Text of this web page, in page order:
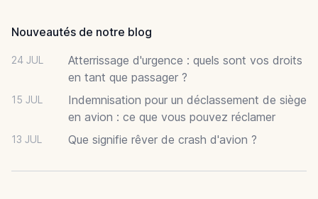
Nouveautés de notre blog
24 JUL
Atterrissage d'urgence : quels sont vos droits
en tant que passager ?
15 JUL
Indemnisation pour un déclassement de siège
en avion : ce que vous pouvez réclamer
13 JUL Que signifie rêver de crash d'avion ?